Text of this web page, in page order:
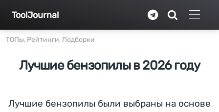
ToolJournal
ТОПы, Рейтинги, Подборки
Лучшие бензопилы в 2026 году
Лучшие бензопилы были выбраны на основе